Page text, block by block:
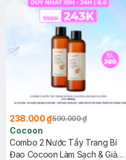
238.000 ₫590.000 ₫
Cocoon
Combo 2 Nước Tẩy Trang Bí
Đao Cocoon Làm Sạch & Giảm